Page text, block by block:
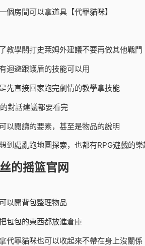
個房間可以拿道具【代罪貓咪】
教學關打史萊姆外建議不要再做其他戰鬥
迴避跟護盾的技能可以用
先直接回家跑完劇情的教學拿技能
對話建議都要看完
以閱讀的要素，甚至是物品的說明
到處亂跑地圖探索，也都有RPG遊戲的樂
的摇篮官网
以開背包整理物品
包包的東西都放進倉庫
代罪貓咪也可以收起來不帶在身上沒關係